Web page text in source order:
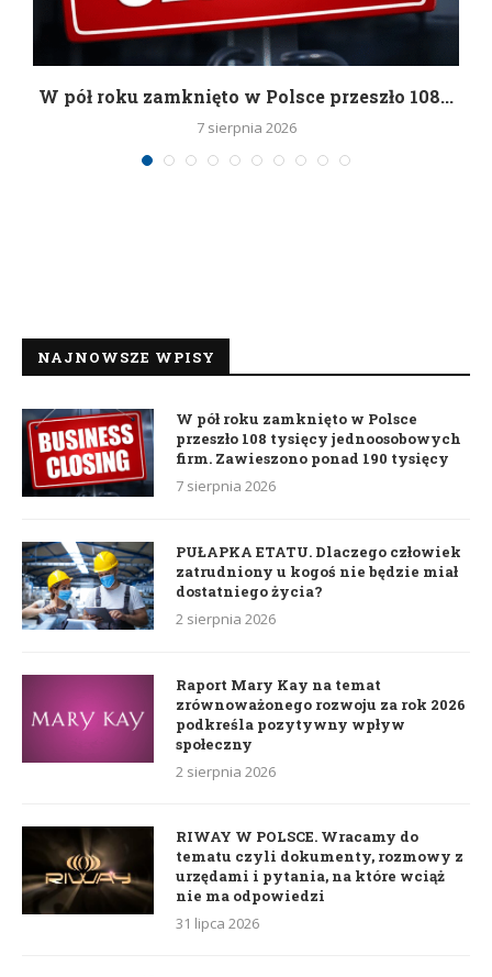
W pół roku zamknięto w Polsce przeszło 108...
7 sierpnia 2026
NAJNOWSZE WPISY
W pół roku zamknięto w Polsce
przeszło 108 tysięcy jednoosobowych
firm. Zawieszono ponad 190 tysięcy
7 sierpnia 2026
PUŁAPKA ETATU. Dlaczego człowiek
zatrudniony u kogoś nie będzie miał
dostatniego życia?
2 sierpnia 2026
Raport Mary Kay na temat
zrównoważonego rozwoju za rok 2026
podkreśla pozytywny wpływ
społeczny
2 sierpnia 2026
RIWAY W POLSCE. Wracamy do
tematu czyli dokumenty, rozmowy z
urzędami i pytania, na które wciąż
nie ma odpowiedzi
31 lipca 2026